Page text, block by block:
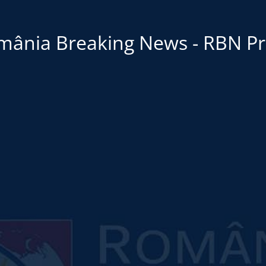
Breaking News - RBN